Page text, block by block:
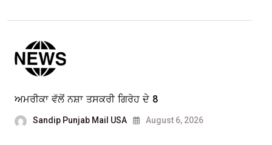
ਅਮਰੀਕਾ ਵੱਲੋਂ ਨਸ਼ਾ ਤਸਕਰੀ ਗਿਰੋਹ ਦੇ 8
Sandip Punjab Mail USA August 6, 2026